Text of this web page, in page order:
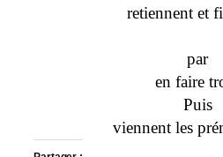
retiennent et
par
en faire
Puis
viennent les